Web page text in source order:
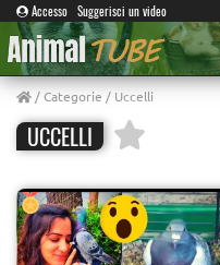
Accesso Suggerisci un video
/Categorie / Uccelli
UCCELLI